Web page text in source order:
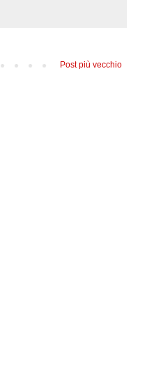
Post più vecchio